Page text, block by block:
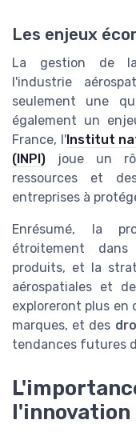
Les enjeux
La gestion de
l'industrie
seulement une
également un
France, l'Institut
(INPI) joue un
ressources et
entreprises à
Enrésumé, la
étroitement
produits, et la
aérospatiales et
exploreront plus en
marques, et des
tendances futures